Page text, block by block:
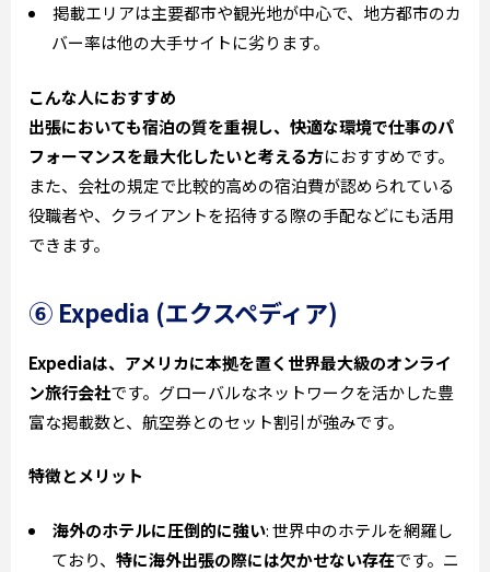
掲載エリアは主要都市や観光地が中心で、地方都市のカ
バー率は他の大手サイトに劣ります。
こんな人におすすめ
出張においても宿泊の質を重視し、快適な環境で仕事のパ
フォーマンスを最大化したいと考える方におすすめです。
また、会社の規定で比較的高めの宿泊費が認められている
役職者や、クライアントを招待する際の手配などにも活用
できます。
⑥ Expedia (エクスペディア)
Expediaは、アメリカに本拠を置く世界最大級のオンライ
ン旅行会社です。グローバルなネットワークを活かした豊
富な掲載数と、航空券とのセット割引が強みです。
特徴とメリット
海外のホテルに圧倒的に強い: 世界中のホテルを網羅し
ており、 特に海外出張の際には欠かせない存在です。ニ